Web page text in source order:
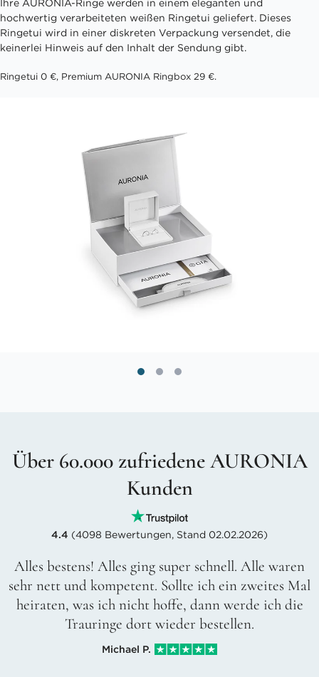
Ihre AURONIA-Ringe werden in einem eleganten und
hochwertig verarbeiteten weißen Ringetui geliefert. Dieses
Ringetui wird in einer diskreten Verpackung versendet, die
keinerlei Hinweis auf den Inhalt der Sendung gibt.
Ringetui 0 €, Premium AURONIA Ringbox 29 €.
Über 60.000 zufriedene AURONIA
Kunden
4.4 (4098 Bewertungen, Stand 02.02.2026)
Alles bestens! Alles ging super schnell. Alle waren
sehr nett und kompetent. Sollte ich ein zweites Mal
heiraten, was ich nicht hoffe, dann werde ich die
Trauringe dort wieder bestellen.
Michael P.